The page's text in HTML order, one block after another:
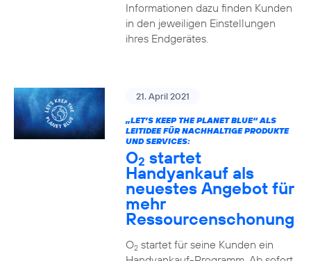
Informationen dazu finden Kunden
in den jeweiligen Einstellungen
ihres Endgerätes.
21. April 2021
„LET’S KEEP THE PLANET BLUE“ ALS
LEITIDEE FÜR NACHHALTIGE PRODUKTE
UND SERVICES:
O2 startet
Handyankauf als
neuestes Angebot für
mehr
Ressourcenschonung
O2startet für seine Kunden ein